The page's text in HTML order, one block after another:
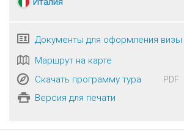
Документы для оформления визы
Маршрут на карте
Скачать программу тура
PDF
Версия для печати